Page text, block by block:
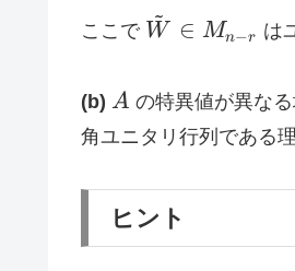
\oplus
I_{n_d}
\oplus
0_{n-r}
ここで \tilde
M_{n-
r}
W
~
∈ Mn−r は
(b) A
A の特異値が異な
角ユニタリ行列である
ヒント